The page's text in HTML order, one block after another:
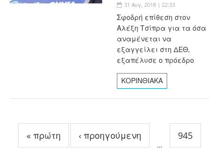
31 Αυγ, 2018 | 22:33
Σφοδρή επίθεση στον
Αλέξη Τσίπρα για τα όσα
αναμένεται να
εξαγγείλει στη ΔΕΘ,
εξαπέλυσε ο πρόεδρο
ΚΟΡΙΝΘΙΑΚΑ
« πρώτη ‹ προηγούμενη
…
945